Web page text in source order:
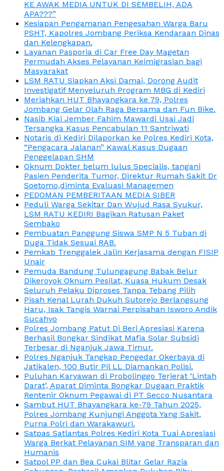
KE AWAK MEDIA UNTUK DI SEMBELIH, ADA
APA???”
Kesiapan Pengamanan Pengesahan Warga Baru
PSHT, Kapolres Jombang Periksa Kendaraan Dinas
dan Kelengkapan.
Layanan Pasporia di Car Free Day Magetan
Permudah Akses Pelayanan Keimigrasian bagi
Masyarakat
LSM RATU Siapkan Aksi Damai, Dorong Audit
Investigatif Menyeluruh Program MBG di Kediri
Meriahkan HUT Bhayangkara ke 79, Polres
Jombang Gelar Olah Raga Bersama dan Fun Bike.
Nasib Kiai Jember Fahim Mawardi Usai Jadi
Tersangka Kasus Pencabulan 11 Santriwati
Notaris di Kediri Dilaporkan ke Polres Kediri Kota,
“Pengacara Jalanan” Kawal Kasus Dugaan
Penggelapan SHM
Oknum Dokter belum lulus Specialis, tangani
Pasien Penderita Tumor, Direktur Rumah Sakit Dr
Soetomo,diminta Evaluasi Managemen
PEDOMAN PEMBERITAAN MEDIA SIBER
Peduli Warga Sekitar Dan Wujud Rasa Syukur,
LSM RATU KEDIRI Bagikan Ratusan Paket
Sembako
Pembuatan Panggung Siswa SMP N 5 Tuban di
Duga Tidak Sesuai RAB.
Pemkab Trenggalek Jalin Kerjasama dengan FISIP
Unair
Pemuda Bandung Tulungagung Babak Belur
Dikeroyok Oknum Pesilat, Kuasa Hukum Desak
Seluruh Pelaku Diproses Tanpa Tebang Pilih
Pisah Kenal Lurah Dukuh Sutorejo Berlangsung
Haru, Isak Tangis Warnai Perpisahan Isworo Andik
Sucahyo
Polres Jombang Patut Di Beri Apresiasi Karena
Berhasil Bongkar Sindikat Mafia Solar Subsidi
Terbesar di Nganjuk Jawa Timur.
Polres Nganjuk Tangkap Pengedar Okerbaya di
Jatikalen, 100 Butir Pil LL Diamankan Polisi.
Puluhan Karyawan di Probolinggo Terjerat ‘Lintah
Darat’, Aparat Diminta Bongkar Dugaan Praktik
Rentenir Oknum Pegawai di PT Secco Nusantara
Sambut HUT Bhayangkara ke-79 Tahun 2025,
Polres Jombang Kunjungi Anggota Yang Sakit,
Purna Polri dan Warakawuri.
Satpas Satlantas Polres Kediri Kota Tuai Apresiasi
Warga Berkat Pelayanan SIM yang Transparan dan
Humanis
Satpol PP dan Bea Cukai Blitar Gelar Razia